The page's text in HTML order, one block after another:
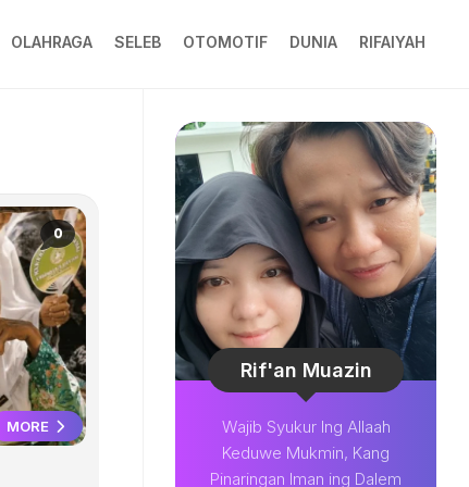
OLAHRAGA SELEB OTOMOTIF DUNIA RIFAIYAH
0
MORE
Rif'an Muazin
Wajib Syukur Ing Allaah
Keduwe Mukmin, Kang
Pinaringan Iman ing Dalem